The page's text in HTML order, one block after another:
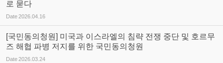
로 묻다
Date2026.04.16
[국민동의청원] 미국과 이스라엘의 침략 전쟁 중단 및 호르무
즈 해협 파병 저지를 위한 국민동의청원
Date2026.03.24